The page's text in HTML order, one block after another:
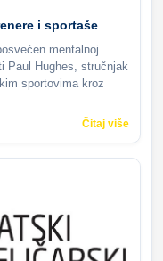
i sportaše
mentalnoj
Paul Hughes, stručnjak
sportovima kroz
Čitaj više